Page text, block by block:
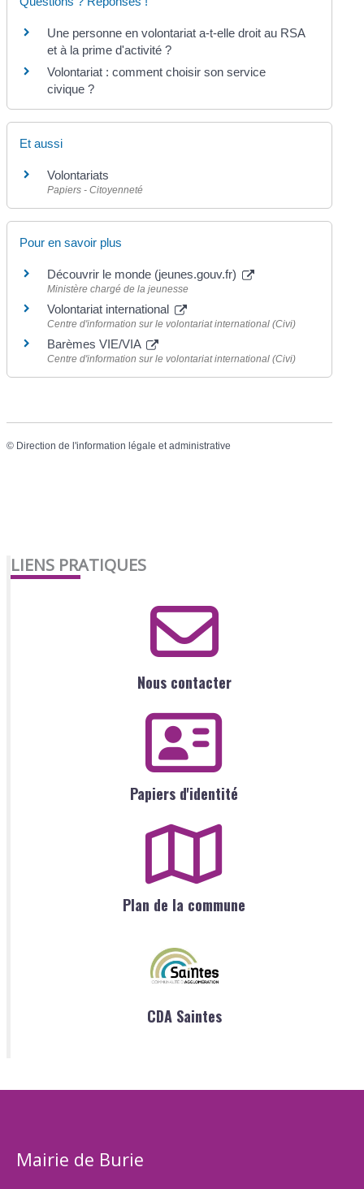
Une personne en volontariat a-t-elle droit au RSA
et à la prime d'activité ?
Volontariat : comment choisir son service
civique ?
Et aussi
Volontariats
Papiers - Citoyenneté
Pour en savoir plus
Découvrir le monde (jeunes.gouv.fr)
Ministère chargé de la jeunesse
Volontariat international
Centre d'information sur le volontariat international (Civi)
Barèmes VIE/VIA
Centre d'information sur le volontariat international (Civi)
© Direction de l'information légale et administrative
LIENS PRATIQUES
Nous contacter
Papiers d'identité
Plan de la commune
CDA Saintes
Mairie de Burie